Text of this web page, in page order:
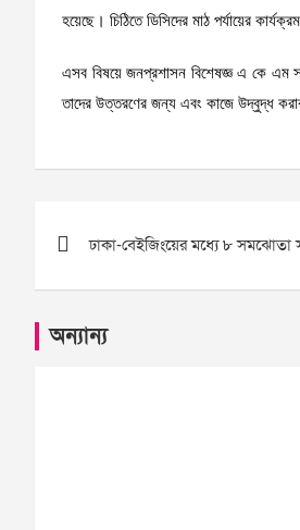
হয়েছে। চিঠিতে ডিসিদের মাঠ পর্যায়ের
এসব বিষয়ে জনপ্রশাসন বিশেষজ্ঞ এ কে এম
তাদের উত্তরণের জন্য এবং কাজে উদ্বুদ্ধ
navigation
ঢাকা-বেইজিংয়ের মধ্যে ৮ সমঝোতা
অন্যান্য